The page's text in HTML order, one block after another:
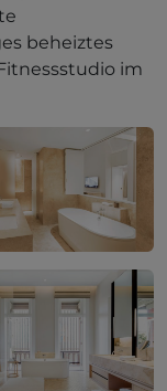
beheiztes
im